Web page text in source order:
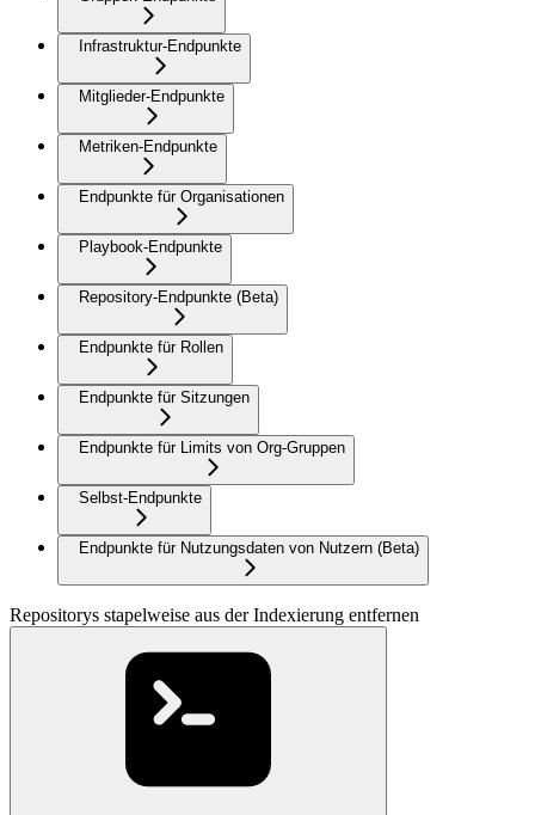
Infrastruktur-Endpunkte
Mitglieder-Endpunkte
Metriken-Endpunkte
Endpunkte für Organisationen
Playbook-Endpunkte
Repository-Endpunkte (Beta)
Endpunkte für Rollen
Endpunkte für Sitzungen
Endpunkte für Limits von Org-Gruppen
Selbst-Endpunkte
Endpunkte für Nutzungsdaten von Nutzern (Beta)
Repositorys stapelweise aus der Indexierung entfernen